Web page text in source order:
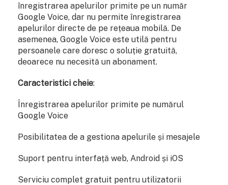
înregistrarea apelurilor primite pe un număr
Google Voice, dar nu permite înregistrarea
apelurilor directe de pe rețeaua mobilă. De
asemenea, Google Voice este utilă pentru
persoanele care doresc o soluție gratuită,
deoarece nu necesită un abonament.
Caracteristici cheie:
Înregistrarea apelurilor primite pe numărul
Google Voice
Posibilitatea de a gestiona apelurile și mesajele
Suport pentru interfață web, Android și iOS
Serviciu complet gratuit pentru utilizatorii